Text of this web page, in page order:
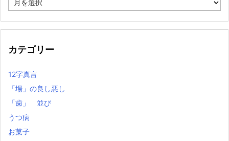
去
記
カテゴリー
12字真言
「場」の良し悪し
「歯」 並び
うつ病
お菓子